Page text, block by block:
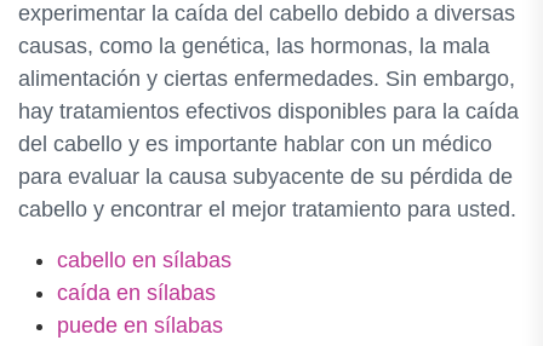
experimentar la caída del cabello debido a diversas
causas, como la genética, las hormonas, la mala
alimentación y ciertas enfermedades. Sin embargo,
hay tratamientos efectivos disponibles para la caída
del cabello y es importante hablar con un médico
para evaluar la causa subyacente de su pérdida de
cabello y encontrar el mejor tratamiento para usted.
cabello en sílabas
caída en sílabas
puede en sílabas